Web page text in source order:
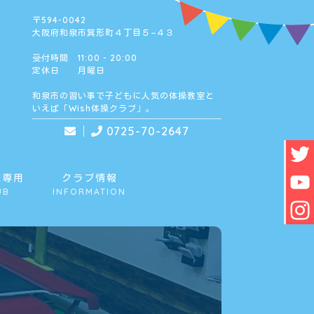
〒594-0042
大阪府和泉市箕形町４丁目５−４３
受付時間 11:00 - 20:00
定休日 月曜日
和泉市の習い事で子どもに人気の体操教室と
いえば「Wish体操クラブ」。
0725-70-2647
用 クラブ情報
INFORMATION